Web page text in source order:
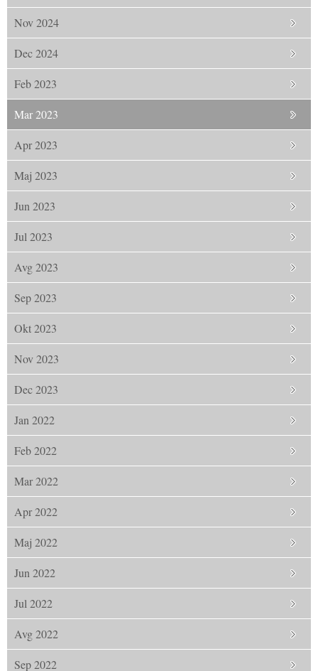
Nov 2024
Dec 2024
Feb 2023
Mar 2023
Apr 2023
Maj 2023
Jun 2023
Jul 2023
Avg 2023
Sep 2023
Okt 2023
Nov 2023
Dec 2023
Jan 2022
Feb 2022
Mar 2022
Apr 2022
Maj 2022
Jun 2022
Jul 2022
Avg 2022
Sep 2022